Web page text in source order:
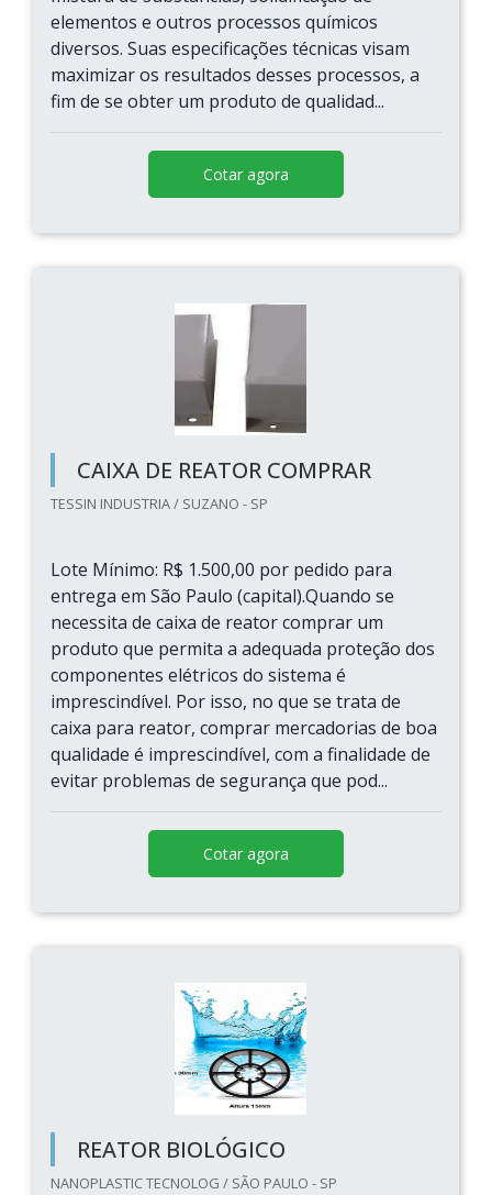
elementos e outros processos químicos
diversos. Suas especificações técnicas visam
maximizar os resultados desses processos, a
fim de se obter um produto de qualidad...
Cotar agora
CAIXA DE REATOR COMPRAR
TESSIN INDUSTRIA / SUZANO - SP
Lote Mínimo: R$ 1.500,00 por pedido para
entrega em São Paulo (capital).Quando se
necessita de caixa de reator comprar um
produto que permita a adequada proteção dos
componentes elétricos do sistema é
imprescindível. Por isso, no que se trata de
caixa para reator, comprar mercadorias de boa
qualidade é imprescindível, com a finalidade de
evitar problemas de segurança que pod...
Cotar agora
REATOR BIOLÓGICO
NANOPLASTIC TECNOLOG / SÃO PAULO - SP